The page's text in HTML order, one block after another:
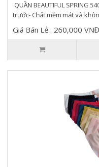
QUẦN BEAUTIFUL SPRING
trước- Chất mềm mát và
Giá Bán Lẻ : 260,000 VNĐ